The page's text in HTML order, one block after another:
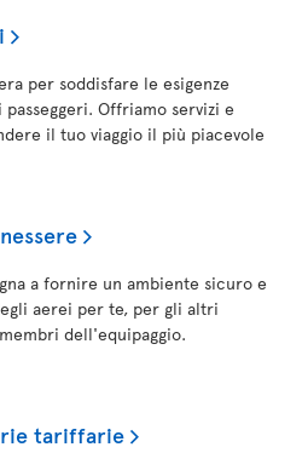
per soddisfare le esigenze
Offriamo servizi e
il tuo viaggio il più piacevole
a fornire un ambiente sicuro e
aerei per te, per gli altri
dell'equipaggio.
tariffarie